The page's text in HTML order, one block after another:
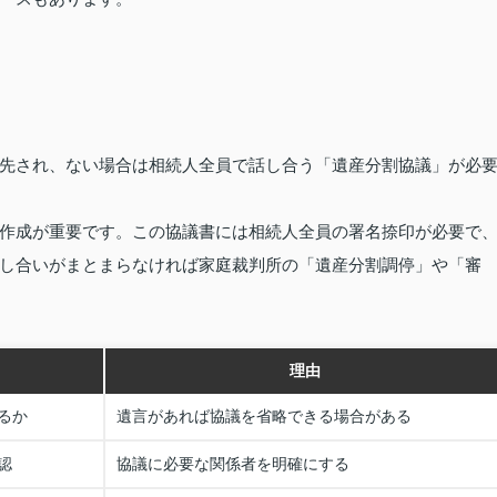
され、ない場合は相続人全員で話し合う「遺産分割協議」が必要
成が重要です。この協議書には相続人全員の署名捺印が必要で、
合いがまとまらなければ家庭裁判所の「遺産分割調停」や「審
理由
か 遺言があれば協議を省略できる場合がある
協議に必要な関係者を明確にする